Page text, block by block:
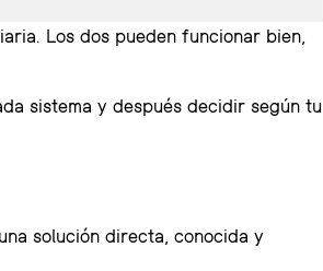
Los dos pueden funcionar bien,
sistema y después decidir según tu
solución directa, conocida y